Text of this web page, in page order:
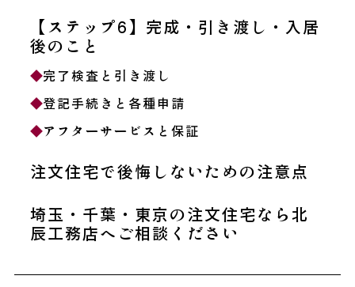
【ステップ6】完成・引き渡し・入居
後のこと
完了検査と引き渡し
登記手続きと各種申請
アフターサービスと保証
注文住宅で後悔しないための注意点
埼玉・千葉・東京の注文住宅なら北
辰工務店へご相談ください